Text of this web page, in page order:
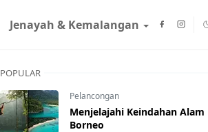
Jenayah & Kemalangan
POPULAR
Pelancongan
Menjelajahi Keindahan Alam
Borneo